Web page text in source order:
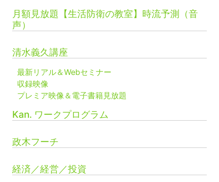
月額見放題【生活防衛の教室】時流予測（音
声）
清水義久講座
最新リアル＆Webセミナー
収録映像
プレミア映像＆電子書籍見放題
Kan. ワークプログラム
政木フーチ
経済／経営／投資